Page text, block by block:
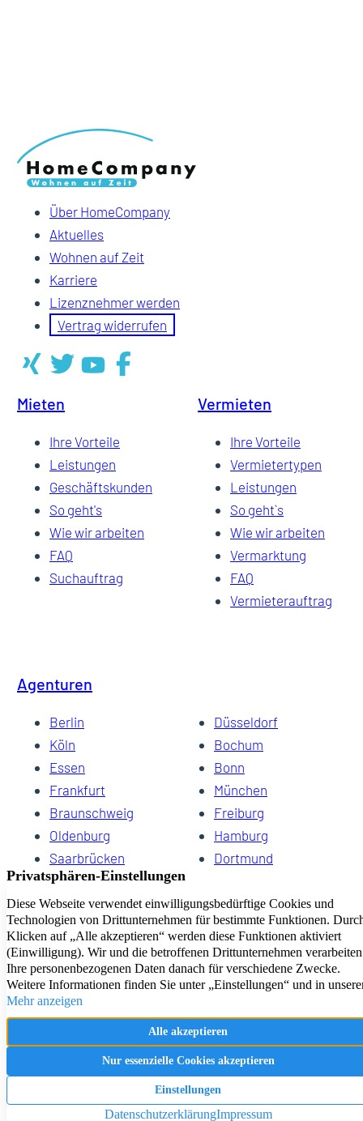
Über HomeCompany
Aktuelles
Wohnen auf Zeit
Karriere
Lizenznehmer werden
Vertrag widerrufen
Mieten
Ihre Vorteile
Leistungen
Geschäftskunden
So geht's
Wie wir arbeiten
FAQ
Suchauftrag
Vermieten
Ihre Vorteile
Vermietertypen
Leistungen
So geht`s
Wie wir arbeiten
Vermarktung
FAQ
Vermieterauftrag
Agenturen
Berlin
Düsseldorf
Köln
Bochum
Essen
Bonn
Frankfurt
München
Braunschweig
Freiburg
Oldenburg
Hamburg
Saarbrücken
Dortmund
Hannover
Dresden
Kiel
Wuppertal
Bremen
HomeCompany eG Ihre Agenturen für Wohnen auf Zeit
Impressum Datenschutz Kontakt